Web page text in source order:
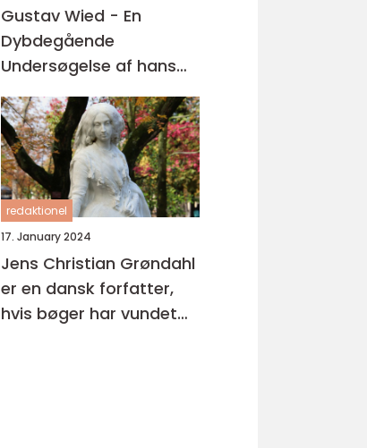
Gustav Wied - En
Dybdegående
Undersøgelse af hans
Litterære Arv
redaktionel
17. January 2024
Jens Christian Grøndahl
er en dansk forfatter,
hvis bøger har vundet